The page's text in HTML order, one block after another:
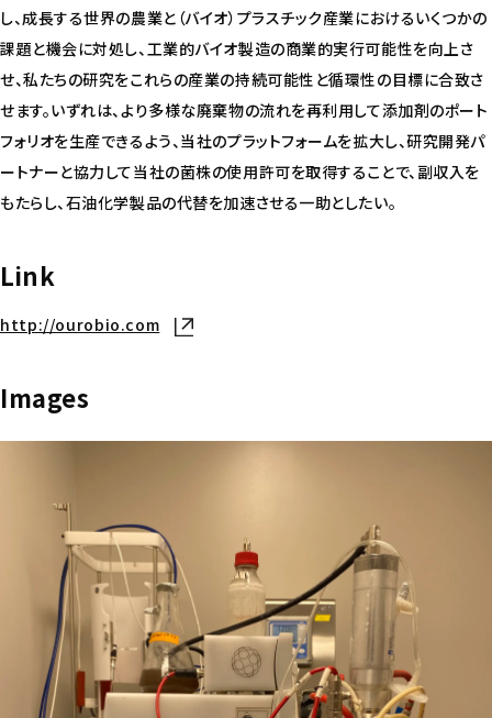
し、成長する世界の農業と（バイオ）プラスチック産業におけるいくつかの
課題と機会に対処し、工業的バイオ製造の商業的実行可能性を向上さ
せ、私たちの研究をこれらの産業の持続可能性と循環性の目標に合致さ
せます。いずれは、より多様な廃棄物の流れを再利用して添加剤のポート
フォリオを生産できるよう、当社のプラットフォームを拡大し、研究開発パ
ートナーと協力して当社の菌株の使用許可を取得することで、副収入を
もたらし、石油化学製品の代替を加速させる一助としたい。
Link
http://ourobio.com 新しいタブで開く
Images